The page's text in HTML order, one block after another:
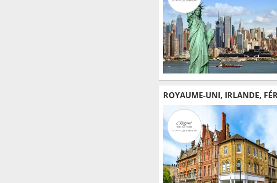
ROYAUME-UNI, IRLANDE,